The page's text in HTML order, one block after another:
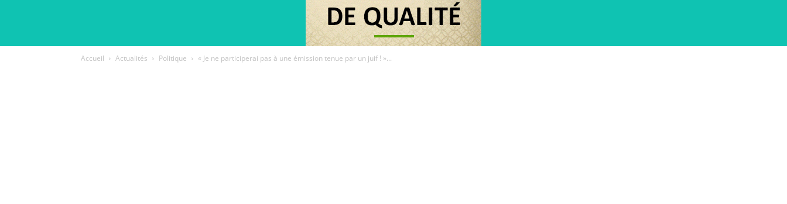
Accueil Actualités Politique « Je ne participerai pas à une émission tenue par un juif ! »...